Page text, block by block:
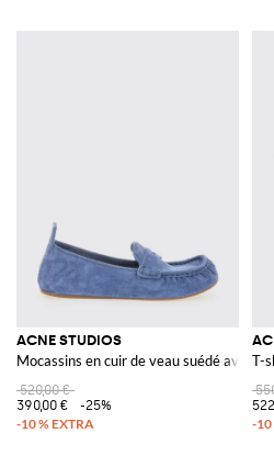
ACNE STUDIOS
Mocassins en cuir de veau suédé avec
520,00 €
390,00 €
-25%
T-